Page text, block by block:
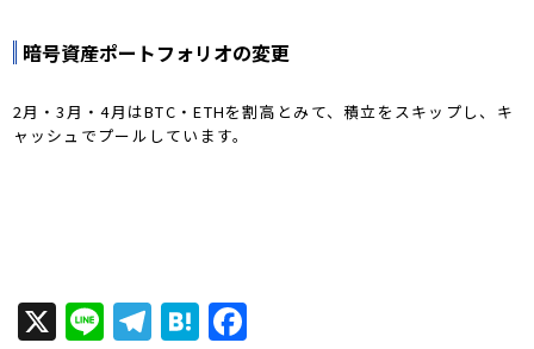
暗号資産ポートフォリオの変更
2月・3月・4月はBTC・ETHを割高とみて、積立をスキップし、キ
ャッシュでプールしています。
X LineTelegram
Hatena
Facebook